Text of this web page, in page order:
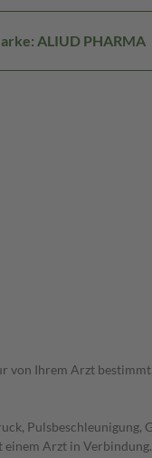
ALIUD PHARMA
von Ihrem Arzt bestimmt.
Pulsbeschleunigung,
einem Arzt in Verbindung.